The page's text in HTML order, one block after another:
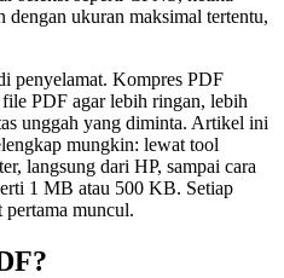
dengan ukuran maksimal tertentu,
penyelamat. Kompres PDF
PDF agar lebih ringan, lebih
unggah yang diminta. Artikel ini
mungkin: lewat tool
langsung dari HP, sampai cara
1 MB atau 500 KB. Setiap
pertama muncul.